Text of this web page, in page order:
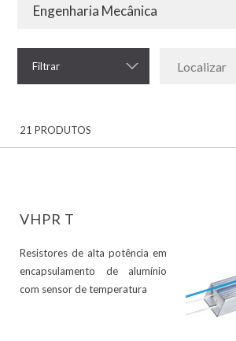
Filtrar
21 PRODUTOS
VHPR T
Resistores de alta potência em
encapsulamento de alumínio
com sensor de temperatura